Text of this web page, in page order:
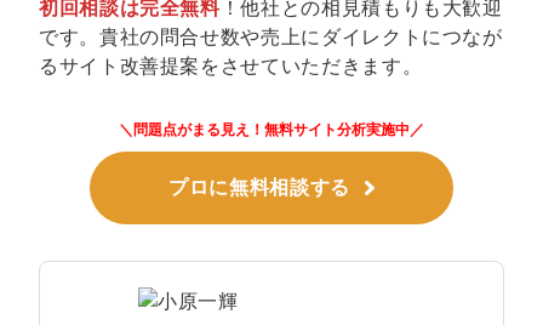
初回相談は完全無料！他社との相見積もりも大歓迎
です。貴社の問合せ数や売上にダイレクトにつなが
るサイト改善提案をさせていただきます。
＼問題点がまる見え！無料サイト分析実施中／
プロに無料相談する